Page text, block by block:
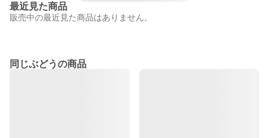
最近見た商品
販売中の最近見た商品はありません。
同じぶどうの商品